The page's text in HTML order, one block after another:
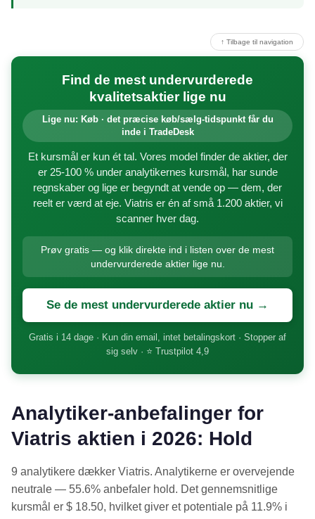
↑ Tilbage til navigation
Find de mest undervurderede
kvalitetsaktier lige nu
Lige nu: Køb · det præcise køb/sælg-tidspunkt får du
inde i TradeDesk
Et kursmål er kun ét tal. Vores model finder de aktier, der
er 25-100 % under analytikernes kursmål, har sunde
regnskaber og lige er begyndt at vende op — dem, der
reelt er værd at eje. Viatris er én af små 1.200 aktier, vi
scanner hver dag.
Prøv gratis — og klik direkte ind i listen over de mest
undervurderede aktier lige nu.
Se de mest undervurderede aktier nu →
Gratis i 14 dage · Kun din email, intet betalingskort · Stopper af
sig selv · ⭐ Trustpilot 4,9
Analytiker-anbefalinger for
Viatris aktien i 2026: Hold
9 analytikere dækker Viatris. Analytikerne er overvejende
neutrale — 55.6% anbefaler hold. Det gennemsnitlige
kursmål er $ 18.50, hvilket giver et potentiale på 11.9% i